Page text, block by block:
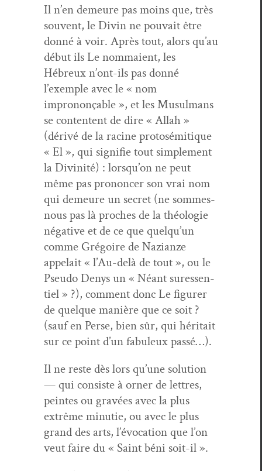
Il n’en demeure pas moins que, très
sou­vent, le Divin ne pou­vait être
don­né à voir. Après tout, alors qu’au
début ils Le nom­maient, les
Hébreux n’ont-ils pas don­né
l’exemple avec le « nom
imprononçable », et les Musul­mans
se con­tentent de dire « Allah »
(dérivé de la racine pro­to­sémi­tique
« El », qui sig­ni­fie tout sim­ple­ment
la Divinité) : lorsqu’on ne peut
même pas pronon­cer son vrai nom
qui demeure un secret (ne sommes-
nous pas là proches de la théolo­gie
néga­tive et de ce que quelqu’un
comme Gré­goire de Nazianze
appelait « l’Au-delà de tout », ou le
Pseu­do Denys un « Néant suressen­
tiel » ?), com­ment donc Le fig­ur­er
de quelque manière que ce soit ?
(sauf en Perse, bien sûr, qui héri­tait
sur ce point d’un fab­uleux passé…).
Il ne reste dès lors qu’une solu­tion
— qui con­siste à orner de let­tres,
peintes ou gravées avec la plus
extrême minu­tie, ou avec le plus
grand des arts, l’évocation que l’on
veut faire du « Saint béni soit-il ».